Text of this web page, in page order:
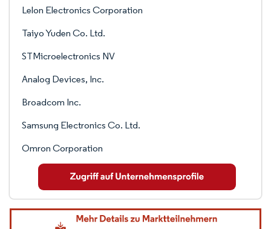
Lelon Electronics Corporation
Taiyo Yuden Co. Ltd.
STMicroelectronics NV
Analog Devices, Inc.
Broadcom Inc.
Samsung Electronics Co. Ltd.
Omron Corporation